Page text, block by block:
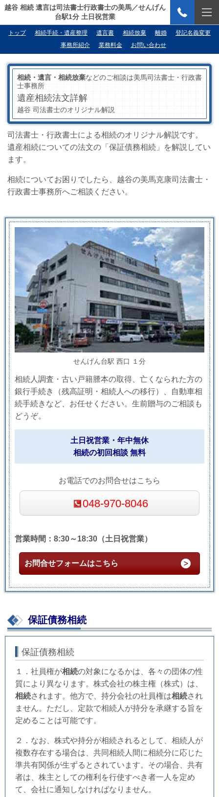
越谷 相続 遺言は司法書士行政書士の美馬／せんげん
台駅1分 土日祝営業
トップ 相続手続・遺産整理 遺言書 相続放棄 離婚
登記名義変更
事務所紹介
業務料金 お問い合わせ
相続・遺言・相続放棄などのご相談は美馬司法書士・行政書
士事務所
遺産相続法文詳解
越谷 司法書士のオリジナル解説
司法書士・行政書士による相続のオリジナル解説です。
遺産相続についての法文の「保証債務相続」を解説してい
ます。
相続についてお困りでしたら、越谷の美馬克康司法書士・
行政書士事務所へご相談ください。
せんげん台駅 西口 １分
相続人調査・古い戸籍謄本の取得、亡くなられた方の
銀行手続き（残高証明・相続人への移行）、自動車相
続手続きなど、お任せください。生前贈与のご相談も
どうぞ。
土日祝営業・年中無休
相続の初回相談 無料
お電話でのお問合せはこちら
048-970-8046
営業時間：8:30～18:30（土日祝営業）
お問合せフォームはこちら
保証債務相続
保証債務相続
１．社員権が相続の対象になるかは、各々の団体の性
質により異なります。株式会社の株主権（株式）は、
相続されます。他方で、持分会社の社員権は相続され
ません。ただし、定款で相続人が持分を承継する旨を
定めることは可能です。
２．なお、株式や持分が相続されるとして、相続人が
複数存在する場合は、共同相続人間に相続分に応じた
準共有関係が生ずるとされています。その場合、共有
者は、株主としての権利を行使すべき者一人を定め
て、会社に通知しなければなりません。